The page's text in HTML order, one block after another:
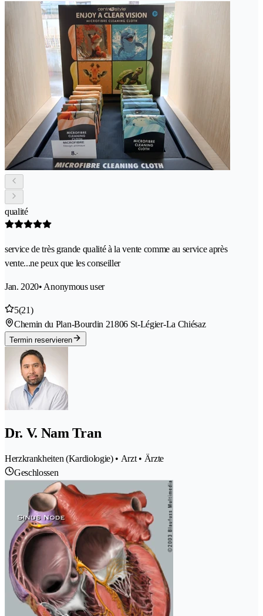
qualité
service de très grande qualité à la vente comme au service après
vente...ne peux que les conseiller
Jan. 2020• Anonymous user
5(21)
Chemin du Plan-Bourdin 21806 St-Légier-La Chiésaz
Termin reservieren
Dr. V. Nam Tran
Herzkrankheiten (Kardiologie) • Arzt • Ärzte
Geschlossen